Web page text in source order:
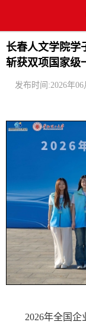
长春人文学院学
斩获双项国家级
发布时间:2026年06
2026年全国企